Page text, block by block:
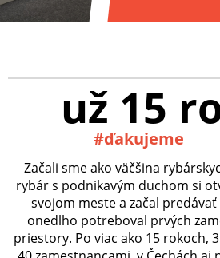
už 15
#ďakujeme
Začali sme ako väčšina
rybár s podnikavým duchom si
svojom meste a začal
onedlho potreboval prvých
priestory. Po viac ako 15 rokoch,